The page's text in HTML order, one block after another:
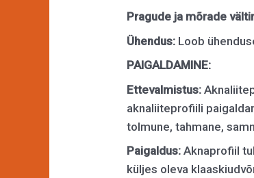
Pragude ja mõrade
Ühendus: Loob
PAIGALDAMINE:
Ettevalmistus:
aknaliiteprofiili
tolmune, tahmane,
Paigaldus:Aknaprofiil
küljes oleva